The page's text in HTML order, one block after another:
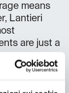
means
Lantieri
are just a
dieser